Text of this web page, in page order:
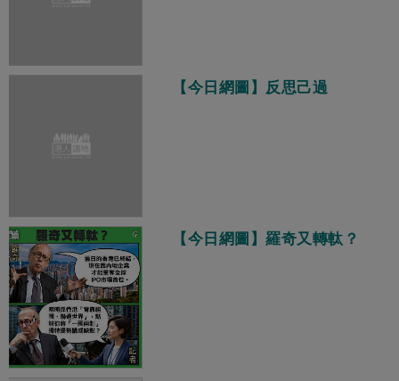
【今日網圖】反思己過
【今日網圖】羅奇又轉軚？